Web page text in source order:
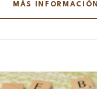
MÁS INFORMACIÓN